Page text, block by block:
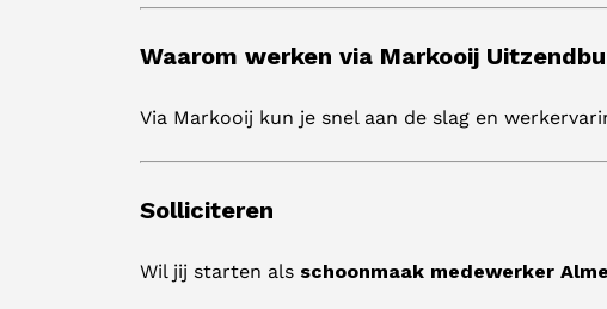
Waarom werken via Markooij
Via Markooij kun je snel aan de slag en
Solliciteren
Wil jij starten als schoonmaak medewerker